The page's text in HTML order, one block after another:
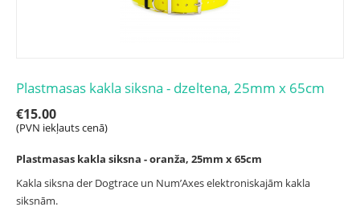
Plastmasas kakla siksna - dzeltena, 25mm x 65cm
€15.00
(PVN iekļauts cenā)
Plastmasas kakla siksna - oranža, 25mm x 65cm
Kakla siksna der Dogtrace un Num’Axes elektroniskajām kakla
siksnām.